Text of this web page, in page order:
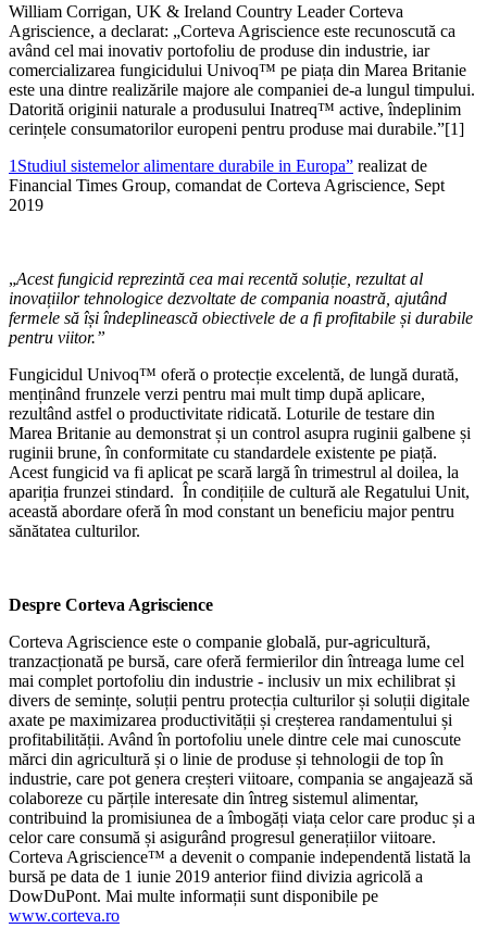
William Corrigan, UK & Ireland Country Leader Corteva
Agriscience, a declarat: „Corteva Agriscience este recunoscută ca
având cel mai inovativ portofoliu de produse din industrie, iar
comercializarea fungicidului Univoq™ pe piața din Marea Britanie
este una dintre realizările majore ale companiei de-a lungul timpului.
Datorită originii naturale a produsului Inatreq™ active, îndeplinim
cerințele consumatorilor europeni pentru produse mai durabile.”[1]
1Studiul sistemelor alimentare durabile in Europa” realizat de
Financial Times Group, comandat de Corteva Agriscience, Sept
2019
„Acest fungicid reprezintă cea mai recentă soluție, rezultat al
inovațiilor tehnologice dezvoltate de compania noastră, ajutând
fermele să își îndeplinească obiectivele de a fi profitabile și durabile
pentru viitor.”
Fungicidul Univoq™ oferă o protecție excelentă, de lungă durată,
menținând frunzele verzi pentru mai mult timp după aplicare,
rezultând astfel o productivitate ridicată. Loturile de testare din
Marea Britanie au demonstrat și un control asupra ruginii galbene și
ruginii brune, în conformitate cu standardele existente pe piață.
Acest fungicid va fi aplicat pe scară largă în trimestrul al doilea, la
apariția frunzei stindard. În condițiile de cultură ale Regatului Unit,
această abordare oferă în mod constant un beneficiu major pentru
sănătatea culturilor.
Despre Corteva Agriscience
Corteva Agriscience este o companie globală, pur-agricultură,
tranzacționată pe bursă, care oferă fermierilor din întreaga lume cel
mai complet portofoliu din industrie - inclusiv un mix echilibrat și
divers de semințe, soluții pentru protecția culturilor și soluții digitale
axate pe maximizarea productivității și creșterea randamentului și
profitabilității. Având în portofoliu unele dintre cele mai cunoscute
mărci din agricultură și o linie de produse și tehnologii de top în
industrie, care pot genera creșteri viitoare, compania se angajează să
colaboreze cu părțile interesate din întreg sistemul alimentar,
contribuind la promisiunea de a îmbogăți viața celor care produc și a
celor care consumă și asigurând progresul generațiilor viitoare.
Corteva Agriscience™ a devenit o companie independentă listată la
bursă pe data de 1 iunie 2019 anterior fiind divizia agricolă a
DowDuPont. Mai multe informații sunt disponibile pe
www.corteva.ro